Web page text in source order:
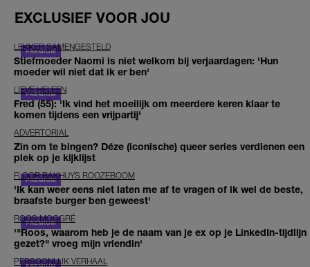
EXCLUSIEF VOOR JOU
LEKKER SAMENGESTELD
Stiefmoeder Naomi is niet welkom bij verjaardagen: 'Hun
moeder wil niet dat ik er ben'
LIEVE HELEEN
Fred (55): 'Ik vind het moeilijk om meerdere keren klaar te
komen tijdens een vrijpartij'
ADVERTORIAL
Zin om te bingen? Déze (iconische) queer series verdienen een
plek op je kijklijst
FLOOR BAKHUYS ROOZEBOOM
'Ik kan weer eens niet laten me af te vragen of ik wel de beste,
braafste burger ben geweest'
ROOS MOGGRÉ
'"Roos, waarom heb je de naam van je ex op je LinkedIn-tijdlijn
gezet?" vroeg mijn vriendin'
PERSOONLIJK VERHAAL